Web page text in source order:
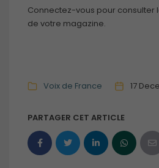
Connectez-vous pour consulter
de votre magazine.
Voix de France 17
PARTAGER CET ARTICLE